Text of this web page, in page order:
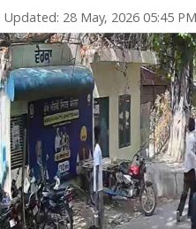
Updated: 28 May, 2026 05:45 PM